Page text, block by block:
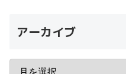
アーカイブ